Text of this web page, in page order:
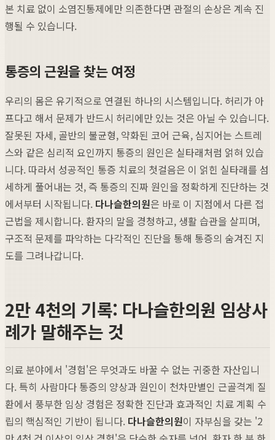
본 치료 없이 소염진통제에만 의존한다면 관절의 손상은 계속 진
행될 수 있습니다.
통증의 근원을 찾는 여정
우리의 몸은 유기적으로 연결된 하나의 시스템입니다. 허리가 아
프다고 해서 문제가 반드시 허리에만 있는 것은 아닐 수 있습니다.
잘못된 자세, 골반의 불균형, 약화된 코어 근육, 심지어는 스트레
스와 같은 심리적 요인까지 통증의 원인은 실타래처럼 얽혀 있습
니다. 따라서 성공적인 통증 치료의 첫걸음은 이 얽힌 실타래를 섬
세하게 풀어내는 것, 즉 통증의 진짜 원인을 정확하게 진단하는 것
에서부터 시작됩니다. 다나슬한의원은 바로 이 지점에서 다른 접
근법을 제시합니다. 환자의 말을 경청하고, 생활 습관을 살피며,
구조적 문제를 파악하는 다각적인 진단을 통해 통증의 숨겨진 지
도를 그려나갑니다.
2만 4천의 기록: 다나슬한의원 임상사
례가 말해주는 것
의료 분야에서 '경험'은 무엇과도 바꿀 수 없는 귀중한 자산입니
다. 특히 사람마다 통증의 양상과 원인이 천차만별인 근골격계 질
환에서 풍부한 임상 경험은 정확한 진단과 효과적인 치료 계획 수
립의 핵심적인 기반이 됩니다. 다나슬한의원이 자부심을 갖는 '2